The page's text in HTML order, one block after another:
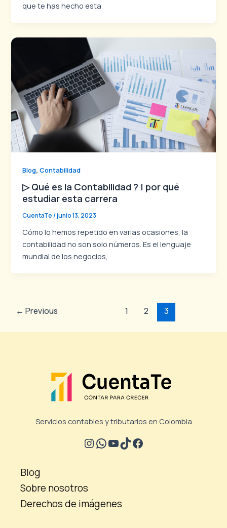
que te has hecho esta
Blog,Contabilidad
▷ Qué es la Contabilidad ? | por qué
estudiar esta carrera
CuentaTe/junio 13, 2023
Cómo lo hemos repetido en varias ocasiones, la
contabilidad no son solo números. Es el lenguaje
mundial de los negocios,
← Previous 1 2 3
Servicios contables y tributarios en Colombia
Blog
Sobre nosotros
Derechos de imágenes